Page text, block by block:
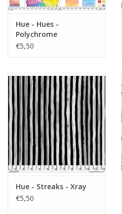
Hue - Hues -
Polychrome
€5,50
Hue - Streaks - Xray
€5,50